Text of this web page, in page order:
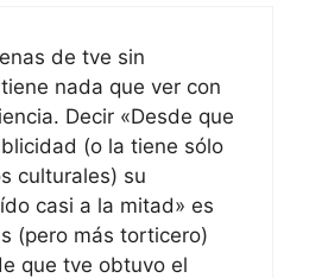
de tve sin
nada que ver con
Decir «Desde que
(o la tiene sólo
culturales) su
casi a la mitad» es
(pero más torticero)
que tve obtuvo el